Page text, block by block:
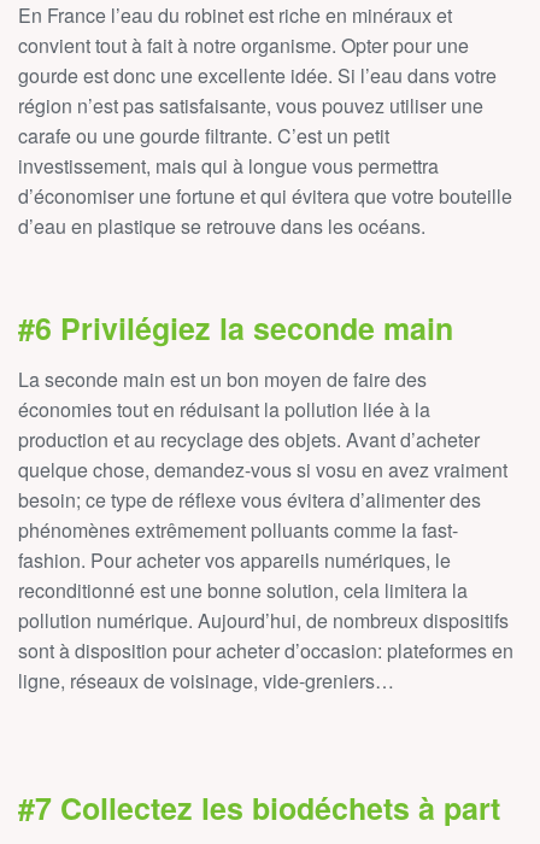
En France l’eau du robinet est riche en minéraux et
convient tout à fait à notre organisme. Opter pour une
gourde est donc une excellente idée. Si l’eau dans votre
région n’est pas satisfaisante, vous pouvez utiliser une
carafe ou une gourde filtrante. C’est un petit
investissement, mais qui à longue vous permettra
d’économiser une fortune et qui évitera que votre bouteille
d’eau en plastique se retrouve dans les océans.
#6 Privilégiez la seconde main
La seconde main est un bon moyen de faire des
économies tout en réduisant la pollution liée à la
production et au recyclage des objets. Avant d’acheter
quelque chose, demandez-vous si vosu en avez vraiment
besoin; ce type de réflexe vous évitera d’alimenter des
phénomènes extrêmement polluants comme la fast-
fashion. Pour acheter vos appareils numériques, le
reconditionné est une bonne solution, cela limitera la
pollution numérique. Aujourd’hui, de nombreux dispositifs
sont à disposition pour acheter d’occasion: plateformes en
ligne, réseaux de voisinage, vide-greniers…
#7 Collectez les biodéchets à part